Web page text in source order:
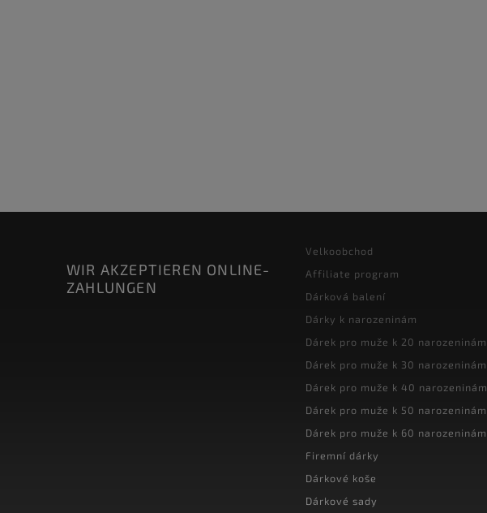
WIR AKZEPTIEREN ONLINE-
ZAHLUNGEN
Velkoobchod
Affiliate program
Dárková balení
Dárky k narozeninám
Dárek pro muže k 20 narozeninám
Dárek pro muže k 30 narozeninám
Dárek pro muže k 40 narozeninám
Dárek pro muže k 50 narozeninám
Dárek pro muže k 60 narozeninám
Firemní dárky
Dárkové koše
Dárkové sady